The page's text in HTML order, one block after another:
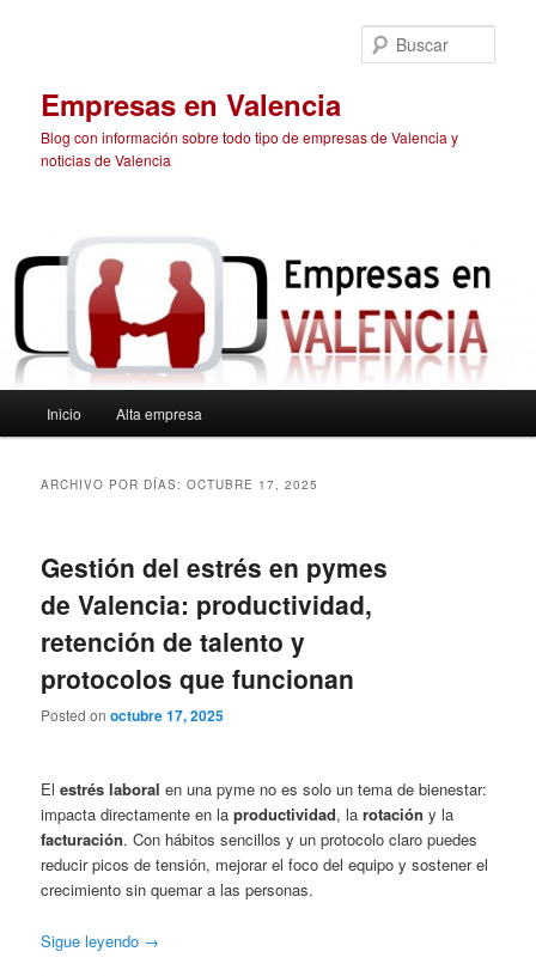
Empresas en Valencia
Blog con información sobre todo tipo de empresas de Valencia y
noticias de Valencia
principal
Inicio Alta empresa
ARCHIVO POR DÍAS:OCTUBRE 17, 2025
Gestión del estrés en pymes
de Valencia: productividad,
retención de talento y
protocolos que funcionan
Posted onoctubre 17, 2025
Elestrés laboral en una pyme no es solo un tema de bienestar:
impacta directamente en laproductividad, larotación y la
facturación. Con hábitos sencillos y un protocolo claro puedes
reducir picos de tensión, mejorar el foco del equipo y sostener el
crecimiento sin quemar a las personas.
Sigue leyendo →